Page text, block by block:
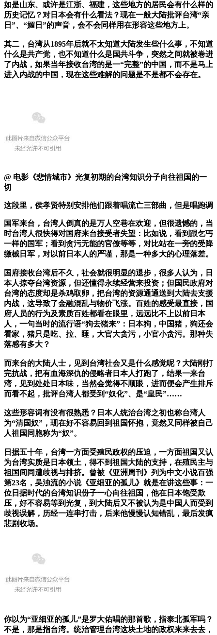
如是山东、或许是江浙、福建，这些地方的居民会有什么样的
历史记忆？对日本会有什么看法？现在一般大陆批评台湾“亲
日”、“媚日”的声音，会不会同样用在形容这些地方上。
其二，台湾从1895年后就不太知道大陆发生些什么事，不知道
什么是共产党，也不知道什么是国共斗争，突然之间就被卷进
了内战，如果当年接收台湾的是一“完整”的中国，而不是马上
进入内战的中国，现在这些难解的问题是不是都不会存在。
@ 电影《悲情城市》光复初期的台湾知识分子向往祖国的一
切
这段里，侯孝贤特别安排他们跟着唱流亡三部曲，但是唱跑调
国军来台，台湾人倒真的是万人空巷在欢迎，但很遗憾的，当
时台湾人很快得对国府来台接受者失望：比如说，看到跟乞丐
一样的国军；看到贪污无能的官僚等等，对比站在一旁的受降
缴械日军，对以前日本人的严谨，那是一种多大的心理落差。
国府接收台湾后不久，社会就很明显的退步，很多人认为，日
本人掠夺台湾资源，但还懂得永续经营来投资；但国民政府对
台湾的态度却是杀鸡取卵，把台湾的资源通通送到大陆去支援
内战，这导致了金融混乱与物价飞涨。百姓的感受最直接，国
府人员的行为及素质百姓都看在眼里，远远比不上以前日本
人，一句当时的流行语“狗去猪来”：日本狗，中国猪，狗还会
看家，猪只是吃、拉、睡，大官大贪污，小官小贪污。那种失
落感有多大？
而来台的大陆人士，见到台湾社会又是什么感觉呢？大陆刚打
完抗战，把有血海深仇的侵略者日本人打跑了，结果一来台
湾，见到处处日本味，当然会觉得不顺眼，进而便会产生排斥
而看不起，批评台湾人都受到“奴化”、是“皇民”……
这些形容词有没有很熟悉？日本人统治台湾之初也称台湾人
为“清国奴”，现在好不容易回到祖国怀抱，竟然又同样被自己
人祖国同胞称为“奴”。
日据五十年，台湾一方面受殖民政权的压迫，一方面祖国又认
为台湾实质是日本领土，得不到祖国大陆的支持，在殖民主与
祖国间同遭歧视与排挤。曾被《亚洲周刊》列为中文小说百强
第23名，吴浊流的小说《亚细亚的孤儿》就是在讲这些事：一
位日据时代的台湾知识份子一心向往祖国，他在日本饱受欺
压，好不容易等到光复，到大陆后又不被认为是中国人而受到
歧视误解，历经一连串打击，后来他慢慢认知错乱，最后发疯
悲剧收场。
你以为“亚细亚的孤儿”是罗大佑唱的那首歌，指泰北孤军吗？
不是，那是指台湾。统治管理台湾这块土地的政权来来去去，